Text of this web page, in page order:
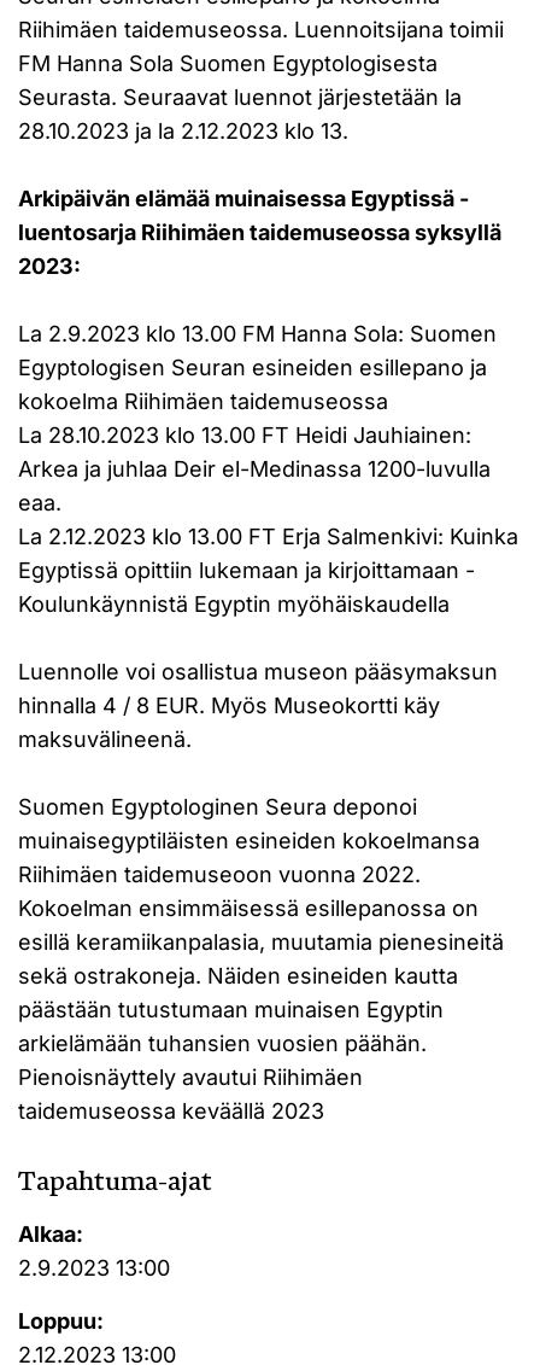
Riihimäen taidemuseossa. Luennoitsijana toimii
FM Hanna Sola Suomen Egyptologisesta
Seurasta. Seuraavat luennot järjestetään la
28.10.2023 ja la 2.12.2023 klo 13.
Arkipäivän elämää muinaisessa Egyptissä -
luentosarja Riihimäen taidemuseossa syksyllä
2023:
La 2.9.2023 klo 13.00 FM Hanna Sola: Suomen
Egyptologisen Seuran esineiden esillepano ja
kokoelma Riihimäen taidemuseossa
La 28.10.2023 klo 13.00 FT Heidi Jauhiainen:
Arkea ja juhlaa Deir el-Medinassa 1200-luvulla
eaa.
La 2.12.2023 klo 13.00 FT Erja Salmenkivi: Kuinka
Egyptissä opittiin lukemaan ja kirjoittamaan -
Koulunkäynnistä Egyptin myöhäiskaudella
Luennolle voi osallistua museon pääsymaksun
hinnalla 4 / 8 EUR. Myös Museokortti käy
maksuvälineenä.
Suomen Egyptologinen Seura deponoi
muinaisegyptiläisten esineiden kokoelmansa
Riihimäen taidemuseoon vuonna 2022.
Kokoelman ensimmäisessä esillepanossa on
esillä keramiikanpalasia, muutamia pienesineitä
sekä ostrakoneja. Näiden esineiden kautta
päästään tutustumaan muinaisen Egyptin
arkielämään tuhansien vuosien päähän.
Pienoisnäyttely avautui Riihimäen
taidemuseossa keväällä 2023
Tapahtuma-ajat
Alkaa:
2.9.2023 13:00
Loppuu:
2.12.2023 13:00